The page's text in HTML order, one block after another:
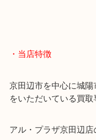
こんにちは！全国1100店
金のネックレスをお買取さ
金相場の動きが日々変化し